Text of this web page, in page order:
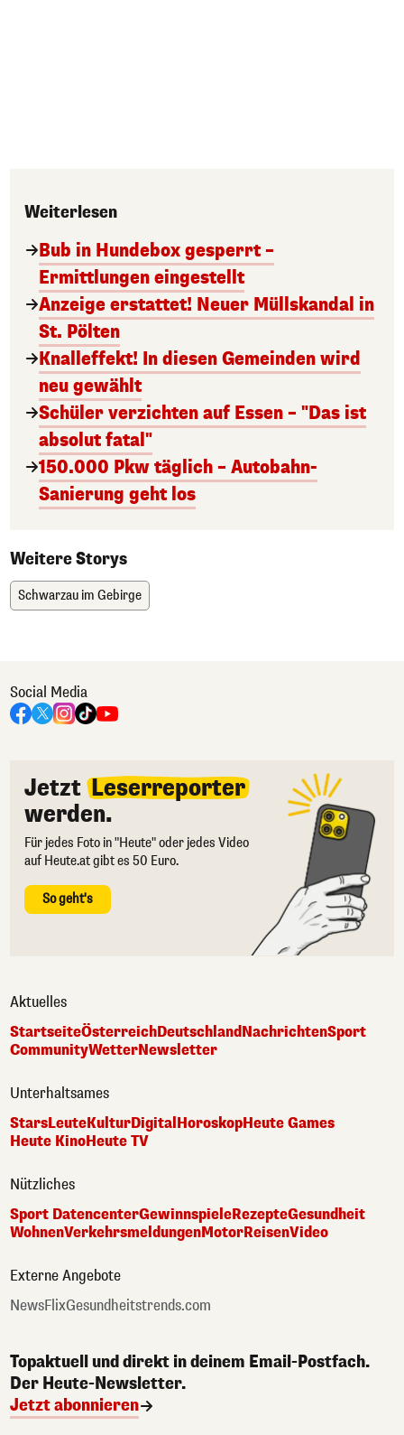
Weiterlesen
Bub in Hundebox gesperrt –
Ermittlungen eingestellt
Anzeige erstattet! Neuer Müllskandal in
St. Pölten
Knalleffekt! In diesen Gemeinden wird
neu gewählt
Schüler verzichten auf Essen – "Das ist
absolut fatal"
150.000 Pkw täglich – Autobahn-
Sanierung geht los
Weitere Storys
Schwarzau im Gebirge
Social Media
Jetzt Leserreporter
werden.
Für jedes Foto in "Heute" oder jedes Video
auf Heute.at gibt es 50 Euro.
So geht's
Aktuelles
StartseiteÖsterreichDeutschlandNachrichtenSport
CommunityWetterNewsletter
Unterhaltsames
StarsLeuteKulturDigitalHoroskopHeute Games
Heute KinoHeute TV
Nützliches
Sport DatencenterGewinnspieleRezepteGesundheit
WohnenVerkehrsmeldungenMotorReisenVideo
Externe Angebote
NewsFlixGesundheitstrends.com
Topaktuell und direkt in deinem Email-Postfach.
Der Heute-Newsletter.
Jetzt abonnieren